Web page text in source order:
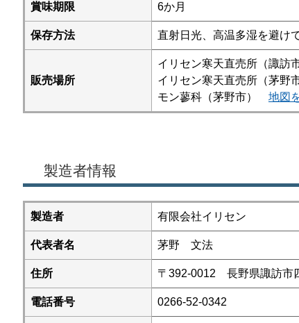
賞味期限 6か月
保存方法 直射日光、高温多湿を避け
販売場所
イリセン寒天直売所（諏訪
イリセン寒天直売所（茅野
モン蓼科（茅野市） 地図
製造者情報
製造者 有限会社イリセン
代表者名 茅野 文法
住所 〒392-0012 長野県諏訪市
電話番号 0266-52-0342